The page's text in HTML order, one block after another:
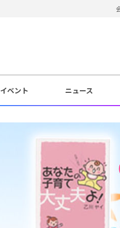
イベント ニュース